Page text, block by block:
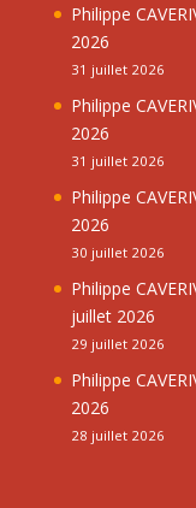
Philippe
2026
31 juillet 2026
Philippe
2026
31 juillet 2026
Philippe
2026
30 juillet 2026
Philippe
juillet 2026
29 juillet 2026
Philippe
2026
28 juillet 2026